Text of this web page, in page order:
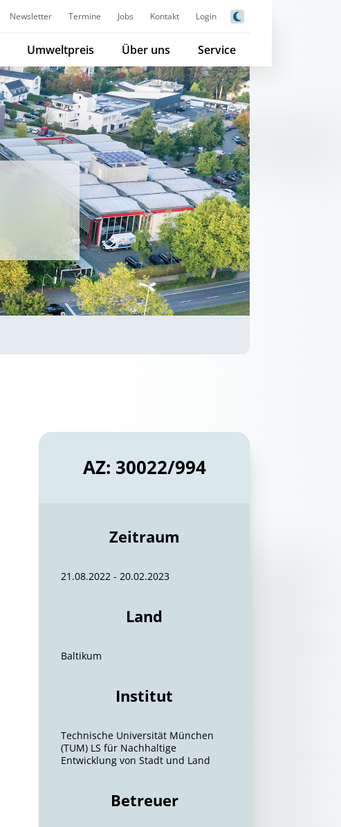
Newsletter Termine Jobs Kontakt Login
Umweltpreis Über uns Service
AZ: 30022/994
Zeitraum
21.08.2022 - 20.02.2023
Land
Baltikum
Institut
Technische Universität München
(TUM) LS für Nachhaltige
Entwicklung von Stadt und Land
Betreuer